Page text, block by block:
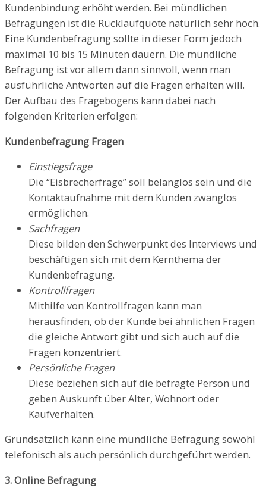
Kundenbindung erhöht werden. Bei mündlichen
Befragungen ist die Rücklaufquote natürlich sehr hoch.
Eine Kundenbefragung sollte in dieser Form jedoch
maximal 10 bis 15 Minuten dauern. Die mündliche
Befragung ist vor allem dann sinnvoll, wenn man
ausführliche Antworten auf die Fragen erhalten will.
Der Aufbau des Fragebogens kann dabei nach
folgenden Kriterien erfolgen:
Kundenbefragung Fragen
Einstiegsfrage
Die “Eisbrecherfrage” soll belanglos sein und die
Kontaktaufnahme mit dem Kunden zwanglos
ermöglichen.
Sachfragen
Diese bilden den Schwerpunkt des Interviews und
beschäftigen sich mit dem Kernthema der
Kundenbefragung.
Kontrollfragen
Mithilfe von Kontrollfragen kann man
herausfinden, ob der Kunde bei ähnlichen Fragen
die gleiche Antwort gibt und sich auch auf die
Fragen konzentriert.
Persönliche Fragen
Diese beziehen sich auf die befragte Person und
geben Auskunft über Alter, Wohnort oder
Kaufverhalten.
Grundsätzlich kann eine mündliche Befragung sowohl
telefonisch als auch persönlich durchgeführt werden.
3. Online Befragung